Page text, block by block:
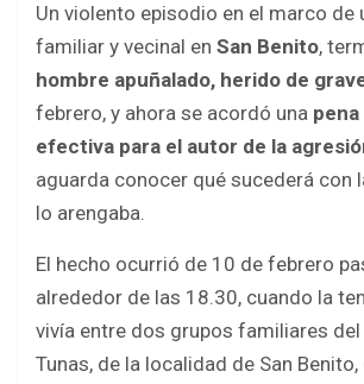
ce
b
o
o
k
tt
er
at
s
A
p
p
ar
e
Un violento episodio en el marco de
familiar y vecinal en San Benito,
hombre apuñalado, herido de
febrero, y ahora se acordó una
efectiva para el autor de la
aguarda conocer qué sucederá con
lo arengaba.
El hecho ocurrió de 10 de febrero
alrededor de las 18.30, cuando la
vivía entre dos grupos familiares del
Tunas, de la localidad de San